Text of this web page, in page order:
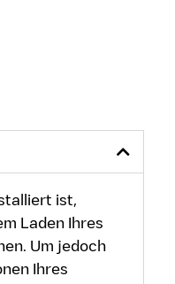
ist,
Laden Ihres
Um jedoch
Ihres